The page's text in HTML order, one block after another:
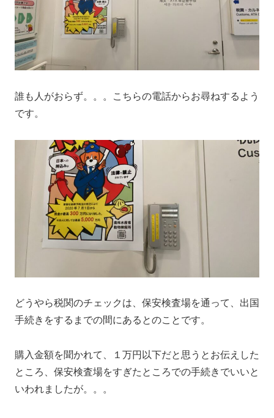
誰も人がおらず。。。こちらの電話からお尋ねするよう
です。
どうやら税関のチェックは、保安検査場を通って、出国
手続きをするまでの間にあるとのことです。
購入金額を聞かれて、１万円以下だと思うとお伝えした
ところ、保安検査場をすぎたところでの手続きでいいと
いわれましたが。。。